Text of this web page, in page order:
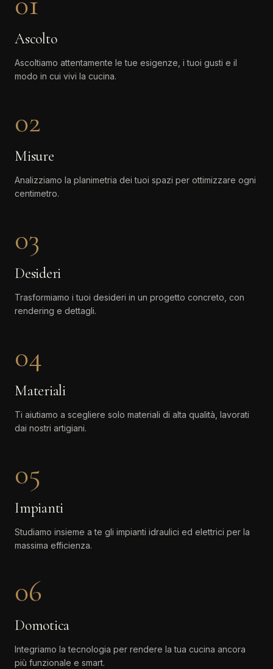
Ascolto
Ascoltiamo attentamente le tue esigenze, i tuoi gusti e il
modo in cui vivi la cucina.
02
Misure
Analizziamo la planimetria dei tuoi spazi per ottimizzare ogni
centimetro.
03
Desideri
Trasformiamo i tuoi desideri in un progetto concreto, con
rendering e dettagli.
04
Materiali
Ti aiutiamo a scegliere solo materiali di alta qualità, lavorati
dai nostri artigiani.
05
Impianti
Studiamo insieme a te gli impianti idraulici ed elettrici per la
massima efficienza.
06
Domotica
Integriamo la tecnologia per rendere la tua cucina ancora
più funzionale e smart.